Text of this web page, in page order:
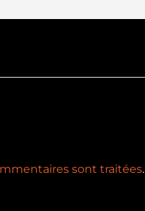
sont traitées.